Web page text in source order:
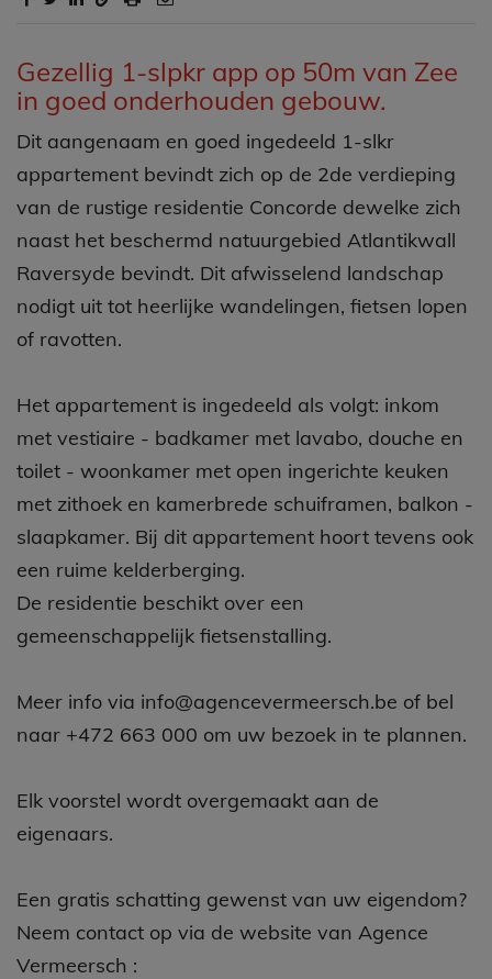
Omschrijving
Gezellig 1-slpkr app op 50m van Zee
in goed onderhouden gebouw.
Dit aangenaam en goed ingedeeld 1-slkr
appartement bevindt zich op de 2de verdieping
van de rustige residentie Concorde dewelke zich
naast het beschermd natuurgebied Atlantikwall
Raversyde bevindt. Dit afwisselend landschap
nodigt uit tot heerlijke wandelingen, fietsen lopen
of ravotten.
Het appartement is ingedeeld als volgt: inkom
met vestiaire - badkamer met lavabo, douche en
toilet - woonkamer met open ingerichte keuken
met zithoek en kamerbrede schuiframen, balkon -
slaapkamer. Bij dit appartement hoort tevens ook
een ruime kelderberging.
De residentie beschikt over een
gemeenschappelijk fietsenstalling.
Meer info via info@agencevermeersch.be of bel
naar +472 663 000 om uw bezoek in te plannen.
Elk voorstel wordt overgemaakt aan de
eigenaars.
Een gratis schatting gewenst van uw eigendom?
Neem contact op via de website van Agence
Vermeersch :